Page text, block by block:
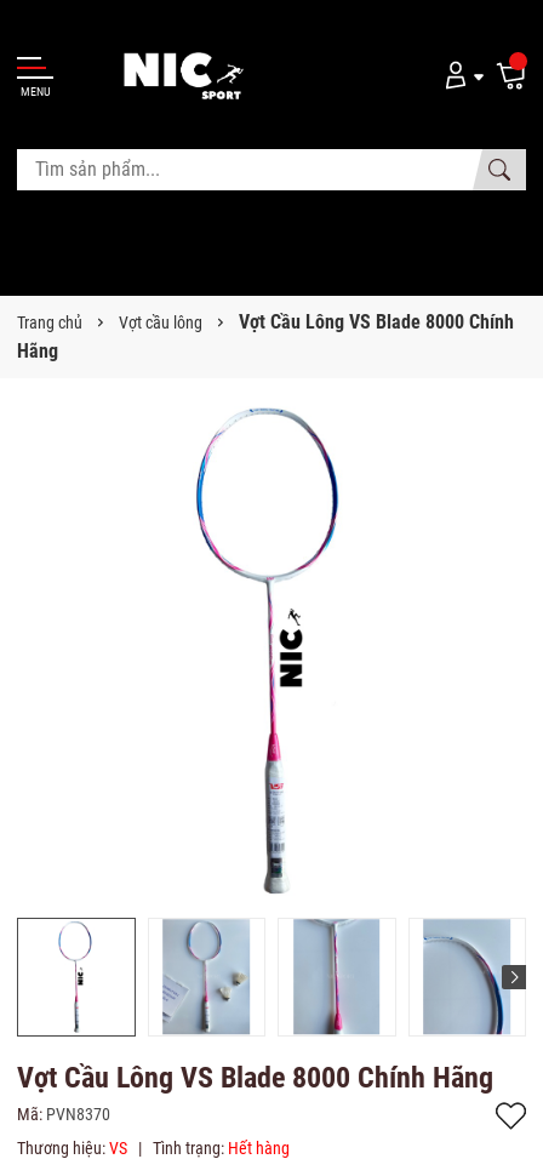
MENU
Trang chủ Vợt cầu lông
Vợt Cầu Lông VS Blade 8000 Chính
Hãng
Vợt Cầu Lông VS Blade 8000 Chính Hãng
Mã: PVN8370
Thương hiệu:VS | Tình trạng: Hết hàng